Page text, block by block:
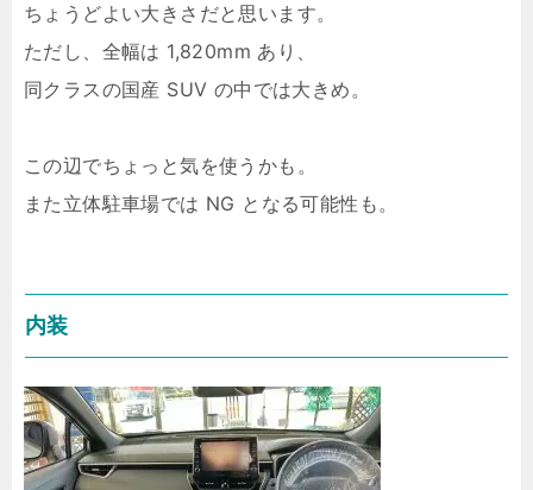
ちょうどよい大きさだと思います。
ただし、全幅は 1,820mm あり、
同クラスの国産 SUV の中では大きめ。
この辺でちょっと気を使うかも。
また立体駐車場では NG となる可能性も。
内装